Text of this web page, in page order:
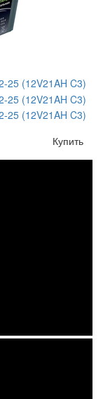
Купить